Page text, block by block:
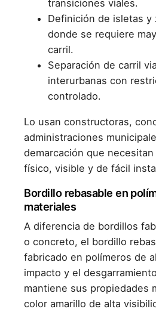
transiciones viales.
Definición de isletas y
donde se requiere
carril.
Separación de carril
interurbanas con
controlado.
Lo usan constructoras,
administraciones
demarcación que
físico, visible y de fácil
Bordillo rebasable en
materiales
A diferencia de bordillos
o concreto, el bordillo
fabricado en polímeros de
impacto y el
mantiene sus propiedades
color amarillo de alta